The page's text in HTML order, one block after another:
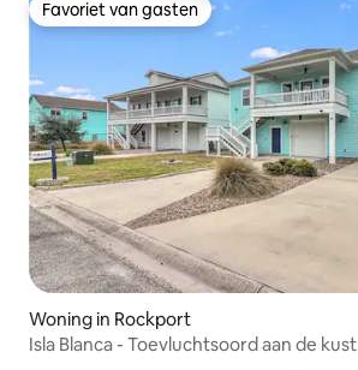
Favoriet van gasten
Favoriet van gasten
Woning in Rockport
Isla Blanca - Toevluchtsoord aan de kust